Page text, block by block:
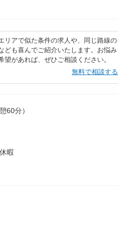
リアで似た条件の求人や、同じ路線の
ども喜んでご紹介いたします。お悩み
望があれば、ぜひご相談ください。
無料で相談する
60分）
暇